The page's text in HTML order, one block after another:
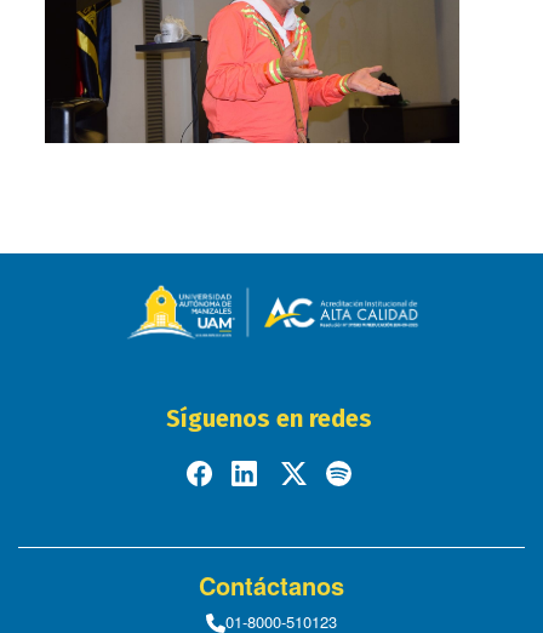
Síguenos en redes
Contáctanos
01-8000-510123